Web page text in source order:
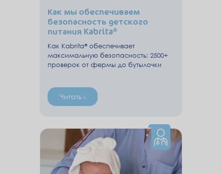
Как мы обеспечиваем
безопасность детского
питания Kabrita®
Как Kabrita® обеспечивает
максимальную безопасность: 2500+
проверок от фермы до бутылочки
Читать ›